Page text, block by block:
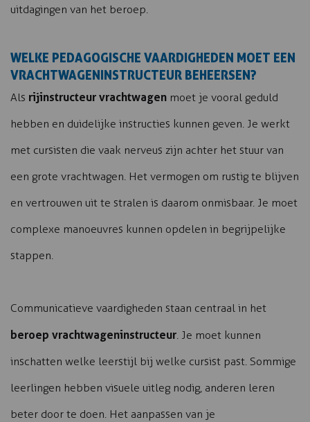
uitdagingen van het beroep.
WELKE PEDAGOGISCHE VAARDIGHEDEN MOET EEN
VRACHTWAGENINSTRUCTEUR BEHEERSEN?
Als rijinstructeur vrachtwagen moet je vooral geduld
hebben en duidelijke instructies kunnen geven. Je werkt
met cursisten die vaak nerveus zijn achter het stuur van
een grote vrachtwagen. Het vermogen om rustig te blijven
en vertrouwen uit te stralen is daarom onmisbaar. Je moet
complexe manoeuvres kunnen opdelen in begrijpelijke
stappen.
Communicatieve vaardigheden staan centraal in het
beroep vrachtwageninstructeur. Je moet kunnen
inschatten welke leerstijl bij welke cursist past. Sommige
leerlingen hebben visuele uitleg nodig, anderen leren
beter door te doen. Het aanpassen van je